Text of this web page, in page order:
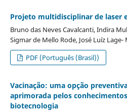
Projeto multidisciplinar de laser
Bruno das Neves Cavalcanti, Indira
Sigmar de Mello Rode, José Luíz Lage-
PDF (Português (Brasil))
Vacinação: uma opção
aprimorada pelos
biotecnologia